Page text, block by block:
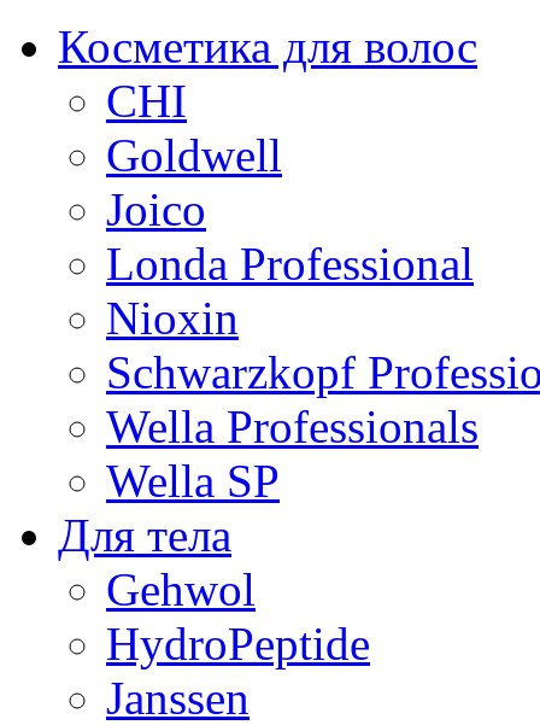
Косметика для волос
CHI
Goldwell
Joico
Londa Professional
Nioxin
Schwarzkopf
Wella Professionals
Wella SP
Для тела
Gehwol
HydroPeptide
Janssen